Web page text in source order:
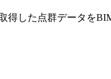
得した点群データを